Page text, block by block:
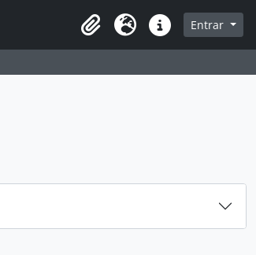
Idioma Ligações rápidas
Entrar